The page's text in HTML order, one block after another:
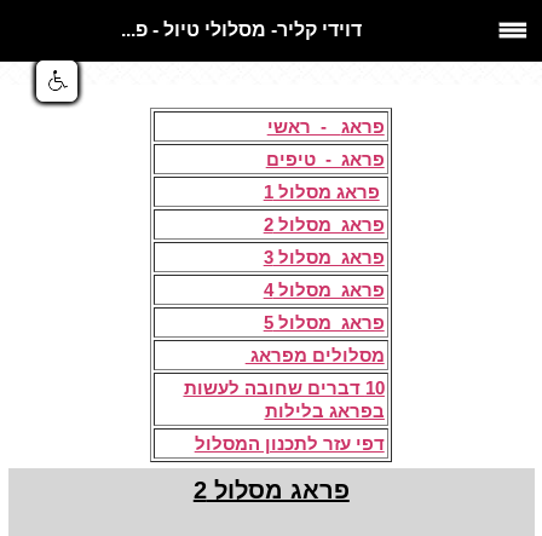
דוידי קליר- מסלולי טיול - פ...
פראג מסלול 2
פראג - ראשי
פראג - טיפים
פראג מסלול 1
פראג מסלול 2
פראג מסלול 3
פראג מסלול 4
פראג מסלול 5
מסלולים מפראג
10 דברים שחובה לעשות
בפראג בלילות
דפי עזר לתכנון המסלול